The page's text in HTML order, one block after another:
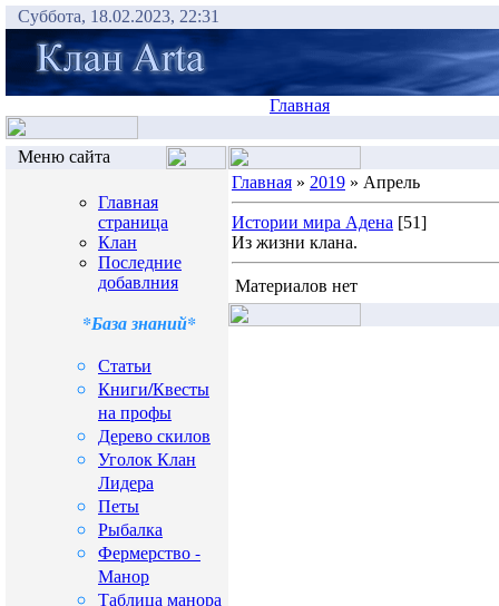
Суббота, 18.02.2023, 22:31
Главная
Меню сайта
Главная
страница
Клан
Последние
добавлния
*База знаний*
Статьи
Книги/Квесты
на профы
Дерево скилов
Уголок Клан
Лидера
Петы
Рыбалка
Фермерство -
Манор
Таблица манора
Главная » 2019 » Апрель
Истории мира Адена [51]
Из жизни клана.
Материалов нет